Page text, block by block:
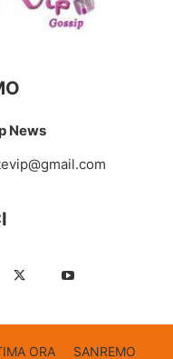
News
ORA SANREMO